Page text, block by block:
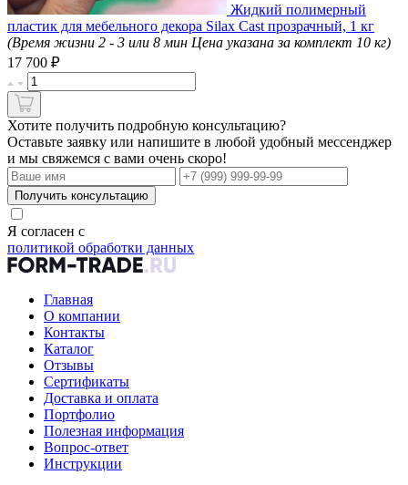
Жидкий полимерный
пластик для мебельного декора Silax Cast прозрачный, 1 кг
(Время жизни 2 - 3 или 8 мин Цена указана за комплект 10 кг)
17 700 ₽
Хотите получить подробную консультацию?
Оставьте заявку или напишите в любой удобный мессенджер
и мы свяжемся с вами очень скоро!
Получить консультацию
Я согласен с
политикой обработки данных
Главная
О компании
Контакты
Каталог
Отзывы
Сертификаты
Доставка и оплата
Портфолио
Полезная информация
Вопрос-ответ
Инструкции